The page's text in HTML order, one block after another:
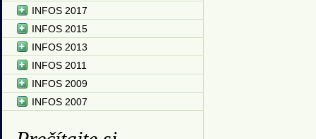
INFOS 2017
INFOS 2015
INFOS 2013
INFOS 2011
INFOS 2009
INFOS 2007